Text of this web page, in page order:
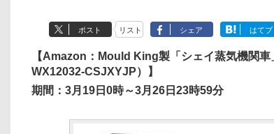
ポスト リスト シェア はてブ
【Amazon：Mould King製「シェイ蒸気機関車
WX12032-CSJXYJP）】
期間：3月19日0時～3月26日23時59分